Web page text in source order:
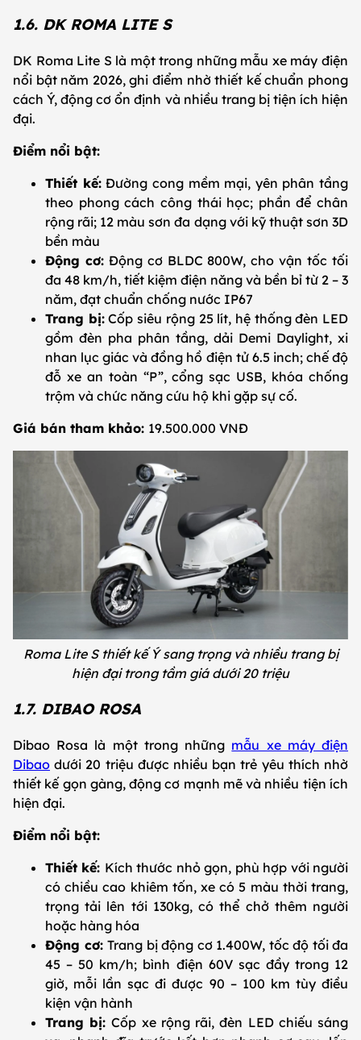
1.6. DK ROMA LITE S
DK Roma Lite S là một trong những mẫu xe máy điện
nổi bật năm 2026, ghi điểm nhờ thiết kế chuẩn phong
cách Ý, động cơ ổn định và nhiều trang bị tiện ích hiện
đại.
Điểm nổi bật:
Thiết kế:Đường cong mềm mại, yên phân tầng
theo phong cách công thái học; phần để chân
rộng rãi; 12 màu sơn đa dạng với kỹ thuật sơn 3D
bền màu
Động cơ:Động cơ BLDC 800W, cho vận tốc tối
đa 48 km/h, tiết kiệm điện năng và bền bỉ từ 2 – 3
năm, đạt chuẩn chống nước IP67
Trang bị:Cốp siêu rộng 25 lít, hệ thống đèn LED
gồm đèn pha phân tầng, dải Demi Daylight, xi
nhan lục giác và đồng hồ điện tử 6.5 inch; chế độ
đỗ xe an toàn “P”, cổng sạc USB, khóa chống
trộm và chức năng cứu hộ khi gặp sự cố.
Giá bán tham khảo: 19.500.000 VNĐ
Roma Lite S thiết kế Ý sang trọng và nhiều trang bị
hiện đại trong tầm giá dưới 20 triệu
1.7. DIBAO ROSA
Dibao Rosa là một trong những mẫu xe máy điện
Dibao dưới 20 triệu được nhiều bạn trẻ yêu thích nhờ
thiết kế gọn gàng, động cơ mạnh mẽ và nhiều tiện ích
hiện đại.
Điểm nổi bật:
Thiết kế: Kích thước nhỏ gọn, phù hợp với người
có chiều cao khiêm tốn, xe có 5 màu thời trang,
trọng tải lên tới 130kg, có thể chở thêm người
hoặc hàng hóa
Động cơ: Trang bị động cơ 1.400W, tốc độ tối đa
45 – 50 km/h; bình điện 60V sạc đầy trong 12
giờ, mỗi lần sạc đi được 90 – 100 km tùy điều
kiện vận hành
Trang bị:Cốp xe rộng rãi, đèn LED chiếu sáng